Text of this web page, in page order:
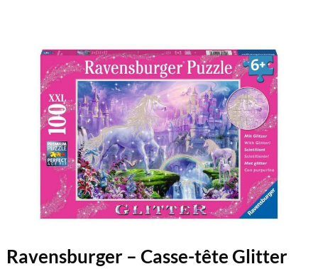
Ravensburger – Casse-tête Glitter